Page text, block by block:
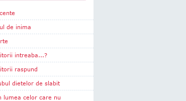
de inima
intreaba...?
raspund
dietelor de slabit
lumea celor care nu